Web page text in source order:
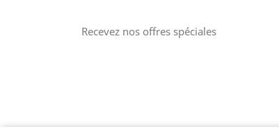
Recevez nos offres spéciales